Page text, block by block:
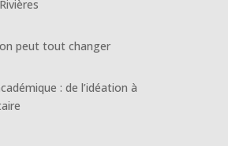
peut tout changer
: de l’idéation à